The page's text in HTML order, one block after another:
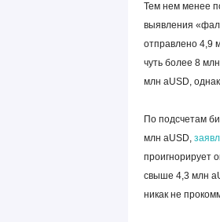
Тем нем менее
выявления
отправлено 4,9
чуть более 8
млн aUSD,
По подсчетам
млн aUSD,
проигнорирует
свыше 4,3 млн
никак не